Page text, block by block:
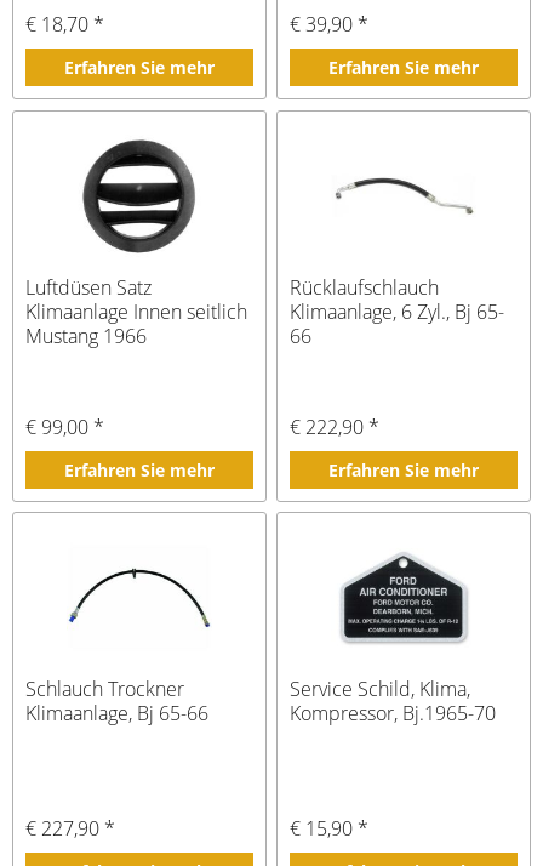
€ 18,70 *
Erfahren Sie mehr
€ 39,90 *
Erfahren Sie mehr
Luftdüsen Satz
Klimaanlage Innen seitlich
Mustang 1966
€ 99,00 *
Erfahren Sie mehr
Rücklaufschlauch
Klimaanlage, 6 Zyl., Bj 65-
66
€ 222,90 *
Erfahren Sie mehr
Schlauch Trockner
Klimaanlage, Bj 65-66
€ 227,90 *
Service Schild, Klima,
Kompressor, Bj.1965-70
€ 15,90 *